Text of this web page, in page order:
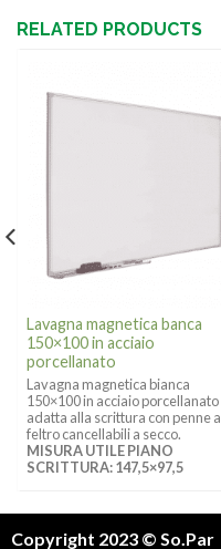
RELATED PRODUCTS
Lavagna magnetica banca
150×100 in acciaio
porcellanato
Lavagna magnetica bianca
150×100 in acciaio porcellanato
adatta alla scrittura con penne a
feltro cancellabili a secco.
MISURA UTILE PIANO
SCRITTURA: 147,5×97,5
Copyright 2023 © So.Par